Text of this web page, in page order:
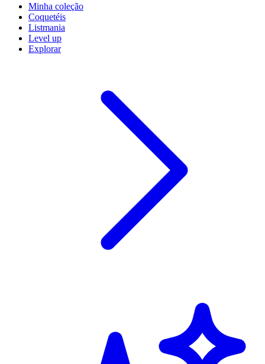
Minha coleção
Coquetéis
Listmania
Level up
Explorar